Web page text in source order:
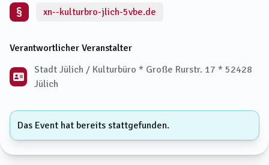
xn--kulturbro-jlich-5vbe.de
Verantwortlicher Veranstalter
Stadt Jülich / Kulturbüro * Große Rurstr. 17 * 52428
Jülich
Das Event hat bereits stattgefunden.